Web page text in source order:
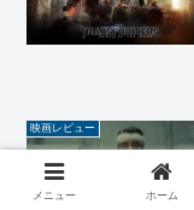
映画レビュー
メニュー ホーム